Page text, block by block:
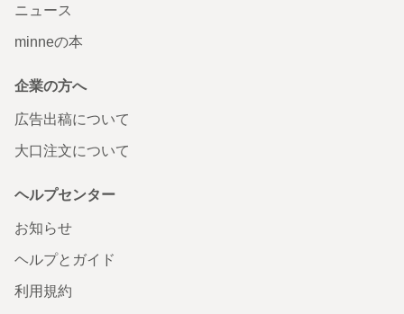
ニュース
minneの本
企業の方へ
広告出稿について
大口注文について
ヘルプセンター
お知らせ
ヘルプとガイド
利用規約